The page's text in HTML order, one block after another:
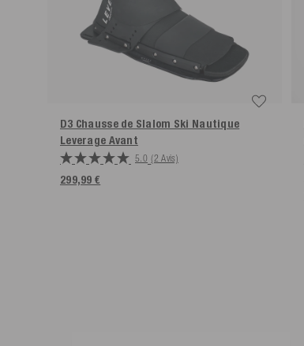
D3 Chausse de Slalom Ski Nautique
Leverage Avant
5.0 (2 Avis)
299,99 €